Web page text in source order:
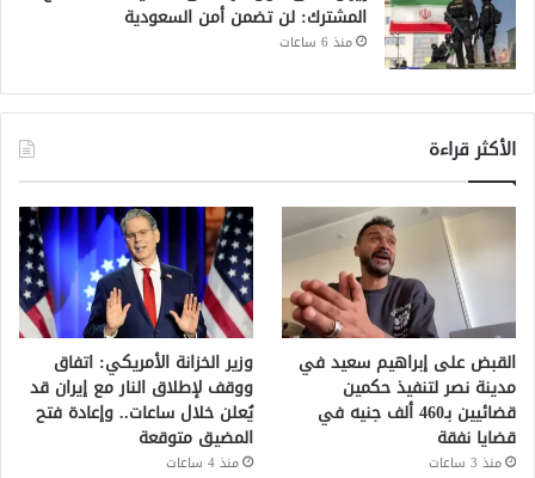
المشترك: لن تضمن أمن السعودية
منذ 6 ساعات
الأكثر قراءة
القبض على إبراهيم سعيد في
مدينة نصر لتنفيذ حكمين
قضائيين بـ460 ألف جنيه في
قضايا نفقة
منذ 3 ساعات
وزير الخزانة الأمريكي: اتفاق
ووقف لإطلاق النار مع إيران قد
يُعلن خلال ساعات.. وإعادة فتح
المضيق متوقعة
منذ 4 ساعات